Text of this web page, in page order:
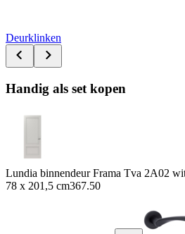
Deurklinken
Handig als set kopen
Lundia binnendeur Frama Tva 2A02
78 x 201,5 cm367.50